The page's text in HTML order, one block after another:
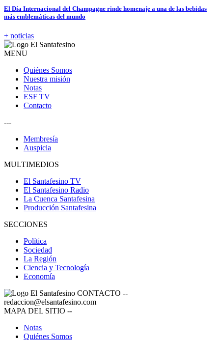
El Día Internacional del Champagne rinde homenaje a una de las bebidas
más emblemáticas del mundo
+ noticias
MENU
Quiénes Somos
Nuestra misión
Notas
ESF TV
Contacto
---
Membresía
Auspicia
MULTIMEDIOS
El Santafesino TV
El Santafesino Radio
La Cuenca Santafesina
Producción Santafesina
SECCIONES
Política
Sociedad
La Región
Ciencia y Tecnología
Economía
CONTACTO --
redaccion@elsantafesino.com
MAPA DEL SITIO --
Notas
Quiénes Somos